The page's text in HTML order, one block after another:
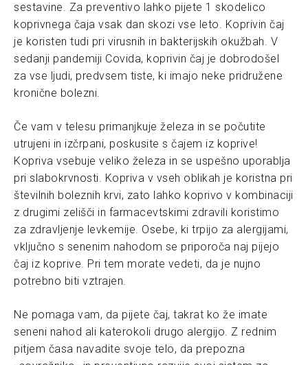
sestavine. Za preventivo lahko pijete 1 skodelico
koprivnega čaja vsak dan skozi vse leto. Koprivin čaj
je koristen tudi pri virusnih in bakterijskih okužbah. V
sedanji pandemiji Covida, koprivin čaj je dobrodošel
za vse ljudi, predvsem tiste, ki imajo neke pridružene
kronične bolezni.
Če vam v telesu primanjkuje železa in se počutite
utrujeni in izčrpani, poskusite s čajem iz koprive!
Kopriva vsebuje veliko železa in se uspešno uporablja
pri slabokrvnosti. Kopriva v vseh oblikah je koristna pri
številnih boleznih krvi, zato lahko koprivo v kombinaciji
z drugimi zelišči in farmacevtskimi zdravili koristimo
za zdravljenje levkemije. Osebe, ki trpijo za alergijami,
vključno s senenim nahodom se priporoča naj pijejo
čaj iz koprive. Pri tem morate vedeti, da je nujno
potrebno biti vztrajen.
Ne pomaga vam, da pijete čaj, takrat ko že imate
seneni nahod ali katerokoli drugo alergijo. Z rednim
pitjem časa navadite svoje telo, da prepozna